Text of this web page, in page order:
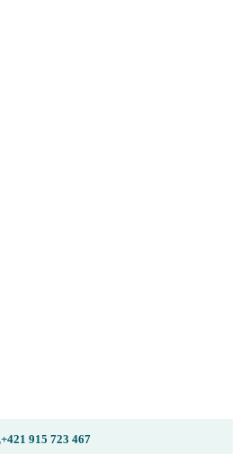
+421 915 723 467